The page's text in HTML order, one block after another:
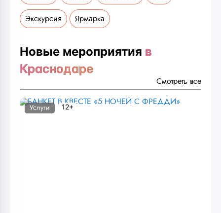
Экскурсия Ярмарка
Новые мероприятия в
Краснодаре
Смотреть все
Услуги 12+